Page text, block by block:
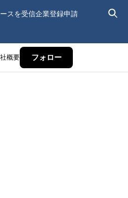
スを受信企業登録申請
概要 フォロー